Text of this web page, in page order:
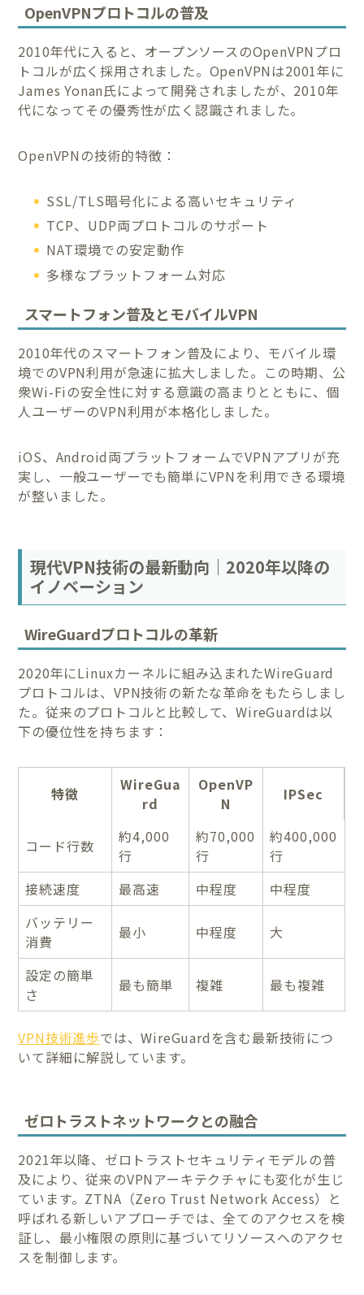
OpenVPNプロトコルの普及
2010年代に入ると、オープンソースのOpenVPNプロ
トコルが広く採用されました。OpenVPNは2001年に
James Yonan氏によって開発されましたが、2010年
代になってその優秀性が広く認識されました。
OpenVPNの技術的特徴：
SSL/TLS暗号化による高いセキュリティ
TCP、UDP両プロトコルのサポート
NAT環境での安定動作
多様なプラットフォーム対応
スマートフォン普及とモバイルVPN
2010年代のスマートフォン普及により、モバイル環
境でのVPN利用が急速に拡大しました。この時期、公
衆Wi-Fiの安全性に対する意識の高まりとともに、個
人ユーザーのVPN利用が本格化しました。
iOS、Android両プラットフォームでVPNアプリが充
実し、一般ユーザーでも簡単にVPNを利用できる環境
が整いました。
現代VPN技術の最新動向｜2020年以降の
イノベーション
WireGuardプロトコルの革新
2020年にLinuxカーネルに組み込まれたWireGuard
プロトコルは、VPN技術の新たな革命をもたらしまし
た。従来のプロトコルと比較して、WireGuardは以
下の優位性を持ちます：
特徴
WireGua
rd
OpenVP
N
IPSec
コード行数
約4,000
行
約70,000
行
約400,000
行
接続速度
最高速 中程度
中程度
バッテリー
消費
最小 中程度 大
設定の簡単
さ
最も簡単 複雑 最も複雑
VPN技術進歩では、WireGuardを含む最新技術につ
いて詳細に解説しています。
ゼロトラストネットワークとの融合
2021年以降、ゼロトラストセキュリティモデルの普
及により、従来のVPNアーキテクチャにも変化が生じ
ています。ZTNA（Zero Trust Network Access）と
呼ばれる新しいアプローチでは、全てのアクセスを検
証し、最小権限の原則に基づいてリソースへのアクセ
スを制御します。